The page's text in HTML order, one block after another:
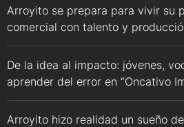
Arroyito se prepara para vivir su
comercial con talento y
De la idea al impacto: jóvenes,
aprender del error en “Oncativo
Arroyito hizo realidad un sueño